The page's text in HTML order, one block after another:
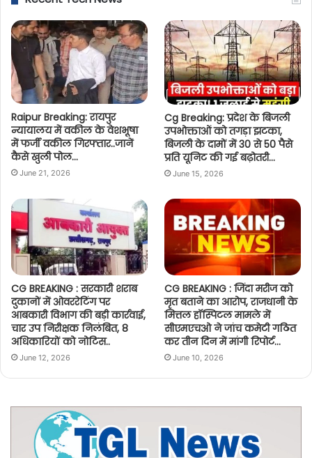
Raipur Breaking: रायपुर
न्यायालय में वकील के वेशभूषा
में फर्जी वकील गिरफ्तार..जानें
कैसे खुली पोल…
June 21, 2026
Cg Breaking: प्रदेश के बिजली
उपभोक्ताओं को तगड़ा झटका,
बिजली के दामों में 30 से 50 पैसे
प्रति यूनिट की गई बढ़ोतरी…
June 15, 2026
CG BREAKING : सरकारी शराब
दुकानों में ओवररेटिंग पर
आबकारी विभाग की बड़ी कार्रवाई,
चार उप निरीक्षक निलंबित, 8
अधिकारियों को नोटिस..
June 12, 2026
CG BREAKING : जिंदा मरीज को
मृत बताने का आरोप, राजधानी के
मित्तल हॉस्पिटल मामले में
सीएमएचओ ने जांच कमेटी गठित
कर तीन दिन में मांगी रिपोर्ट…
June 10, 2026